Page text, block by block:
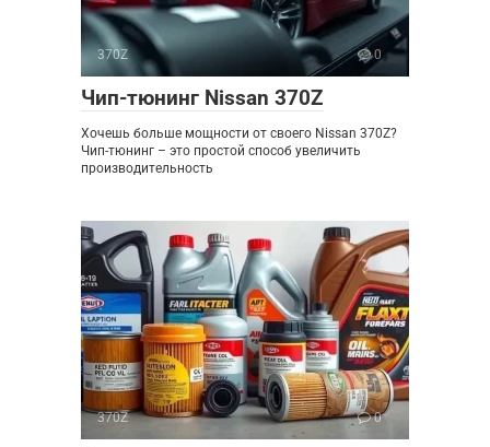
370Z 0
Чип-тюнинг Nissan 370Z
Хочешь больше мощности от своего Nissan 370Z?
Чип-тюнинг – это простой способ увеличить
производительность
370Z 0